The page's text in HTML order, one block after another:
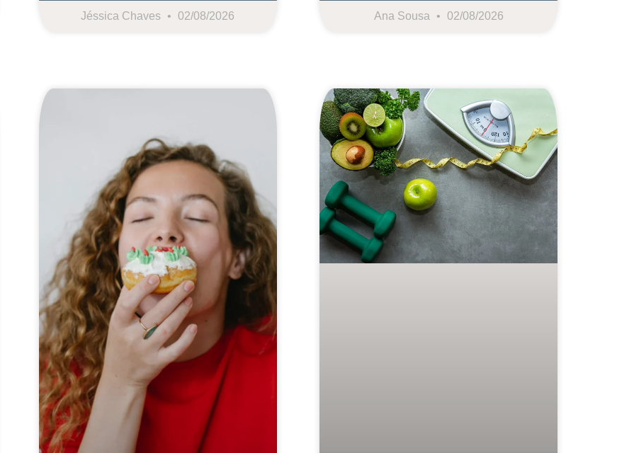
Jéssica Chaves 02/08/2026 Ana Sousa 02/08/2026